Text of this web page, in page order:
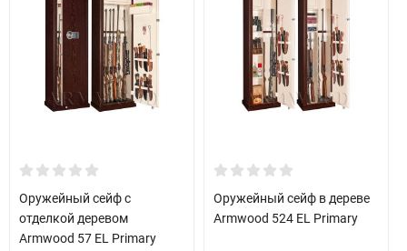
Оружейный сейф с
отделкой деревом
Armwood 57 EL Primary
Оружейный сейф в дереве
Armwood 524 EL Primary